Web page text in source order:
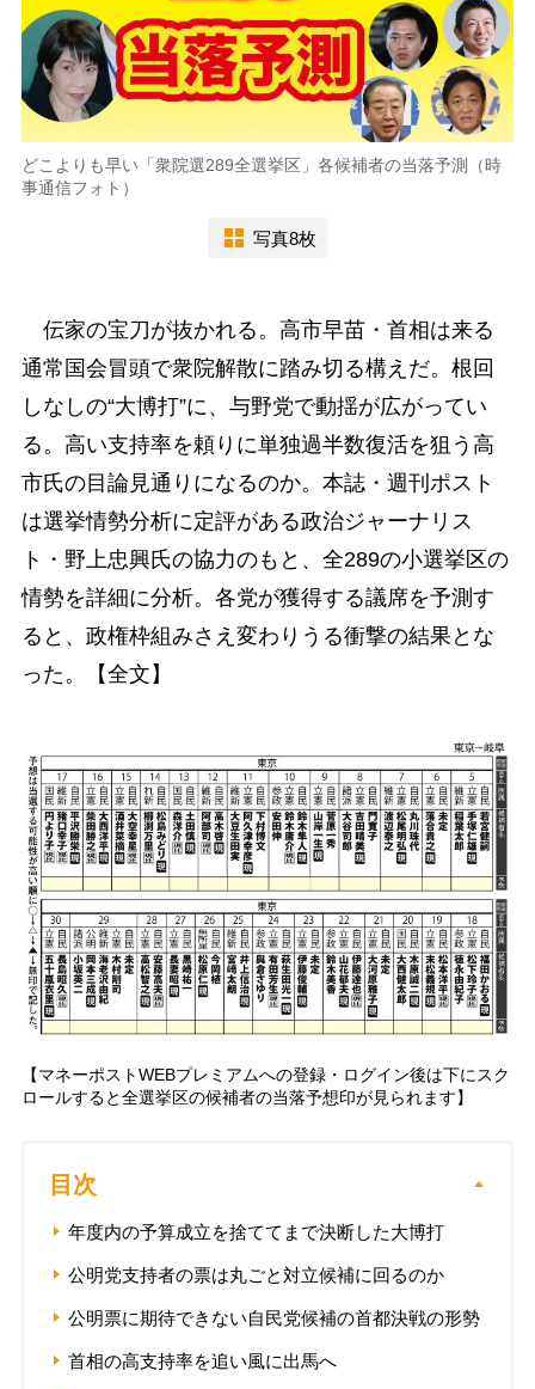
どこよりも早い「衆院選289全選挙区」各候補者の当落予測（時
事通信フォト）
写真8枚
伝家の宝刀が抜かれる。高市早苗・首相は来る
通常国会冒頭で衆院解散に踏み切る構えだ。根回
しなしの“大博打”に、与野党で動揺が広がってい
る。高い支持率を頼りに単独過半数復活を狙う高
市氏の目論見通りになるのか。本誌・週刊ポスト
は選挙情勢分析に定評がある政治ジャーナリス
ト・野上忠興氏の協力のもと、全289の小選挙区の
情勢を詳細に分析。各党が獲得する議席を予測す
ると、政権枠組みさえ変わりうる衝撃の結果とな
った。【全文】
【マネーポストWEBプレミアムへの登録・ログイン後は下にスク
ロールすると全選挙区の候補者の当落予想印が見られます】
目次
年度内の予算成立を捨ててまで決断した大博打
公明党支持者の票は丸ごと対立候補に回るのか
公明票に期待できない自民党候補の首都決戦の形勢
首相の高支持率を追い風に出馬へ